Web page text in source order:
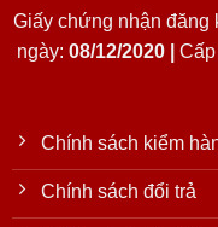
Giấy chứng nhận đăng
ngày: 08/12/2020 |
Chính sách kiểm
Chính sách đổi trả